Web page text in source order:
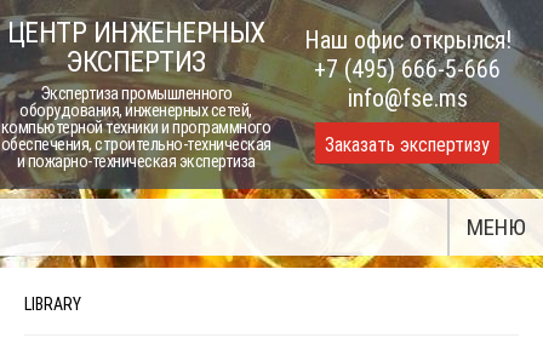
Skip
to
content
ЦЕНТР ИНЖЕНЕРНЫХ
ЭКСПЕРТИЗ
Экспертиза промышленного
оборудования, инженерных сетей,
компьютерной техники и программного
обеспечения, строительно-техническая
и пожарно-техническая экспертиза
Наш офис открылся!
+7 (495) 666-5-666
info@fse.ms
Заказать экспертизу
МЕНЮ
LIBRARY